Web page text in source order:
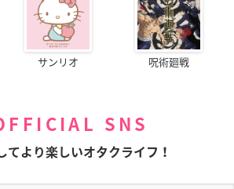
サンリオ 呪術廻戦
SNS
てより楽しいオタクライフ！